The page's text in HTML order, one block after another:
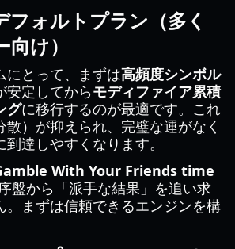
フォルトプラン（多く
け）
にとって、まずは高頻度シンボル
安定してからモディファイア累積
グに移行するのが最適です。これ
散）が抑えられ、完璧な運がなく
達しやすくなります。
With Your Friends time
盤から「派手な結果」を追い求
。まずは信頼できるエンジンを構